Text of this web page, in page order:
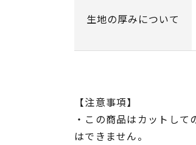
生地の厚みについて
【注意事項】
・この商品はカットし
はできません。